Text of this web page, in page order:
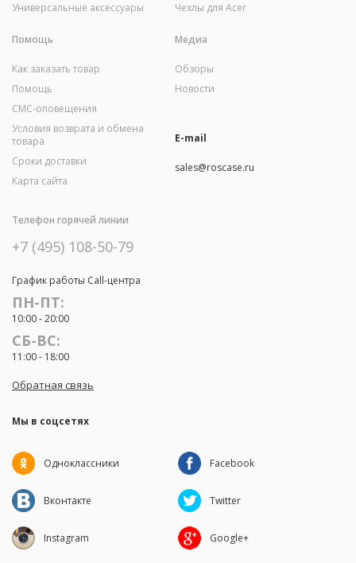
Универсальные аксессуары
Чехлы для Acer
Помощь
Как заказать товар
Помощь
СМС-оповещения
Условия возврата и обмена
товара
Сроки доставки
Карта сайта
Медиа
Обзоры
Новости
E-mail
sales@roscase.ru
Телефон горячей линии
+7 (495) 108-50-79
График работы Call-центра
ПН-ПТ:
10:00 - 20:00
СБ-ВС:
11:00 - 18:00
Обратная связь
Мы в соцсетях
Одноклассники Facebook
Вконтакте Twitter
Instagram Google+